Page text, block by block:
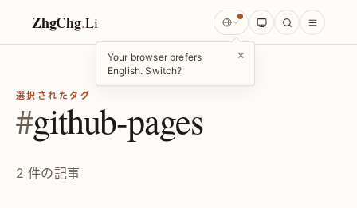
ZhgChg.Li
Your browser prefers
English. Switch?
×
選択されたタグ
#github-pages
2 件の記事